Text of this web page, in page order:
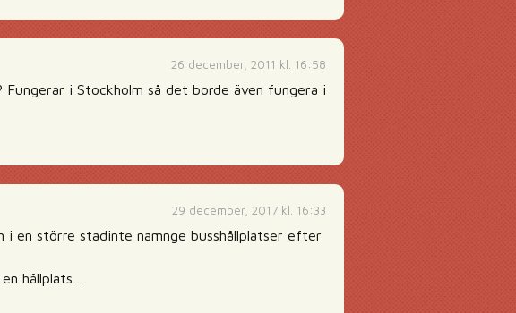
26 december, 2011 kl. 16:58
i Stockholm så det borde även fungera i
29 december, 2017 kl. 16:33
i en större stadinte namnge busshållplatser efter
hållplats….